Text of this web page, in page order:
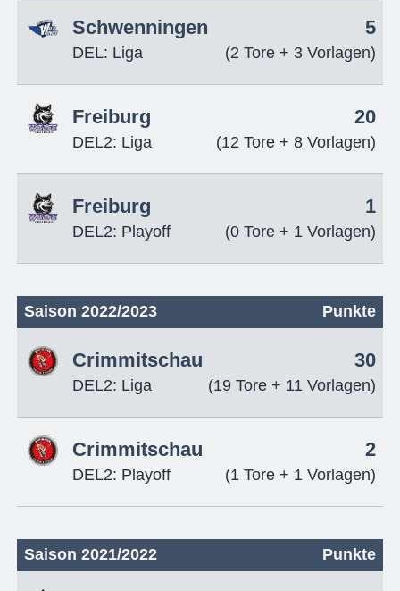
Schwenningen
DEL: Liga
5
(2 Tore + 3 Vorlagen)
Freiburg
DEL2: Liga
20
(12 Tore + 8 Vorlagen)
Freiburg
DEL2: Playoff
1
(0 Tore + 1 Vorlagen)
Saison 2022/2023 Punkte
Crimmitschau
DEL2: Liga
30
(19 Tore + 11 Vorlagen)
Crimmitschau
DEL2: Playoff
2
(1 Tore + 1 Vorlagen)
Saison 2021/2022 Punkte